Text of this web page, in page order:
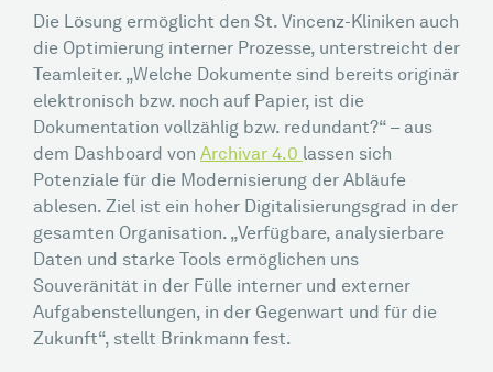
Die Lösung ermöglicht den St. Vincenz-Kliniken auch
die Optimierung interner Prozesse, unterstreicht der
Teamleiter. „Welche Dokumente sind bereits originär
elektronisch bzw. noch auf Papier, ist die
Dokumentation vollzählig bzw. redundant?“ – aus
dem Dashboard von Archivar 4.0 lassen sich
Potenziale für die Modernisierung der Abläufe
ablesen. Ziel ist ein hoher Digitalisierungsgrad in der
gesamten Organisation. „Verfügbare, analysierbare
Daten und starke Tools ermöglichen uns
Souveränität in der Fülle interner und externer
Aufgabenstellungen, in der Gegenwart und für die
Zukunft“, stellt Brinkmann fest.